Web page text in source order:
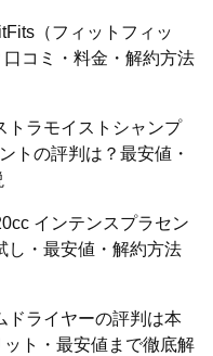
（フィットフィッ
コミ・料金・解約方法
トラモイストシャンプ
トの評判は？最安値・
インテンスプラセン
し・最安値・解約方法
ドライヤーの評判は本
ト・最安値まで徹底解